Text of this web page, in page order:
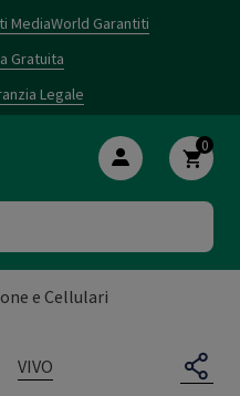
MediaWorld Garantiti
Gratuita
Legale
0
e Cellulari
VIVO